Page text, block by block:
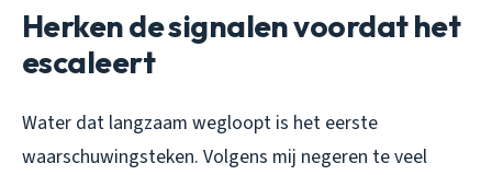
Herken de signalen voordat het
escaleert
Water dat langzaam wegloopt is het eerste
waarschuwingsteken. Volgens mij negeren te veel